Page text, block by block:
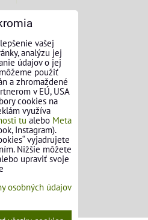
vašej
analýzu jej
údajov o jej
použiť
a zhromaždené
v EÚ, USA
cookies na
využíva
tu alebo Meta
Instagram).
vyjadrujete
Nižšie môžete
upraviť svoje
osobných údajov